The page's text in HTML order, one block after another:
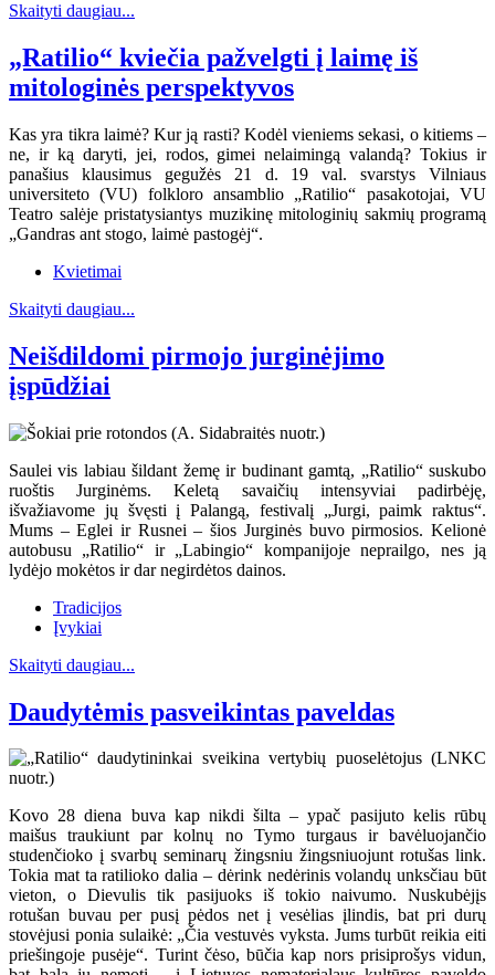
Skaityti daugiau...
„Ratilio“ kviečia pažvelgti į laimę iš
mitologinės perspektyvos
Kas yra tikra laimė? Kur ją rasti? Kodėl vieniems sekasi, o kitiems –
ne, ir ką daryti, jei, rodos, gimei nelaimingą valandą? Tokius ir
panašius klausimus gegužės 21 d. 19 val. svarstys Vilniaus
universiteto (VU) folkloro ansamblio „Ratilio“ pasakotojai, VU
Teatro salėje pristatysiantys muzikinę mitologinių sakmių programą
„Gandras ant stogo, laimė pastogėj“.
Kvietimai
Skaityti daugiau...
Neišdildomi pirmojo jurginėjimo
įspūdžiai
Saulei vis labiau šildant žemę ir budinant gamtą, „Ratilio“ suskubo
ruoštis Jurginėms. Keletą savaičių intensyviai padirbėję,
išvažiavome jų švęsti į Palangą, festivalį „Jurgi, paimk raktus“.
Mums – Eglei ir Rusnei – šios Jurginės buvo pirmosios. Kelionė
autobusu „Ratilio“ ir „Labingio“ kompanijoje neprailgo, nes ją
lydėjo mokėtos ir dar negirdėtos dainos.
Tradicijos
Įvykiai
Skaityti daugiau...
Daudytėmis pasveikintas paveldas
Kovo 28 diena buva kap nikdi šilta – ypač pasijuto kelis rūbų
maišus traukiunt par kolnų no Tymo turgaus ir bavėluojančio
studenčioko į svarbų seminarų žingsniu žingsniuojunt rotušas link.
Tokia mat ta ratilioko dalia – dėrink nedėrinis volandų unksčiau būt
vieton, o Dievulis tik pasijuoks iš tokio naivumo. Nuskubėjįs
rotušan buvau per pusį pėdos net į vesėlias įlindis, bat pri durų
stovėjusi ponia sulaikė: „Čia vestuvės vyksta. Jums turbūt reikia eiti
priešingoje pusėje“. Turint čėso, būčia kap nors prisiprošys vidun,